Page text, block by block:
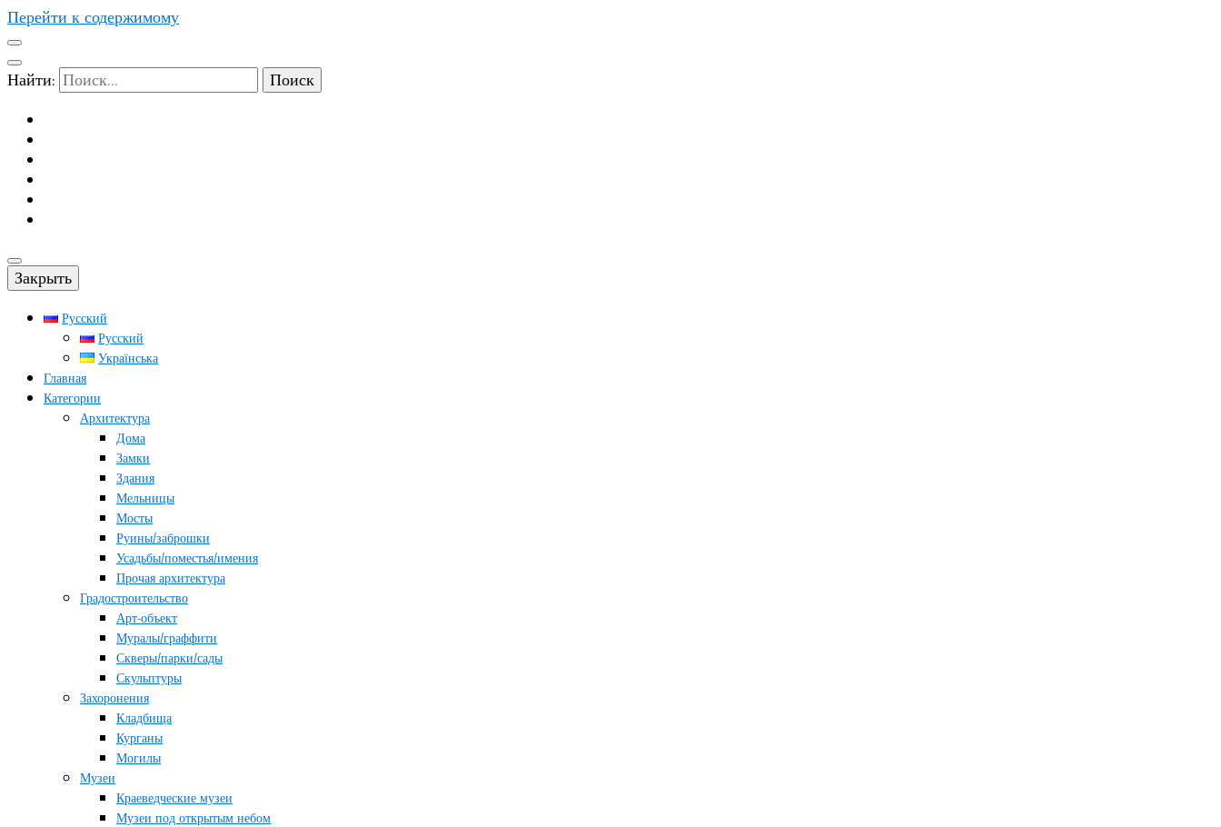
Перейти к содержимому
Найти:
Закрыть
Русский
Русский
Українська
Главная
Категории
Архитектура
Дома
Замки
Здания
Мельницы
Мосты
Руины/заброшки
Усадьбы/поместья/имения
Прочая архитектура
Градостроительство
Арт-объект
Муралы/граффити
Скверы/парки/сады
Скульптуры
Захоронения
Кладбища
Курганы
Могилы
Музеи
Краеведческие музеи
Музеи под открытым небом